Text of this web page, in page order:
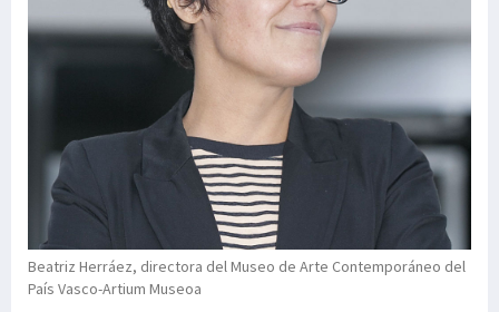
Beatriz Herráez, directora del Museo de Arte Contemporáneo del
País Vasco-Artium Museoa